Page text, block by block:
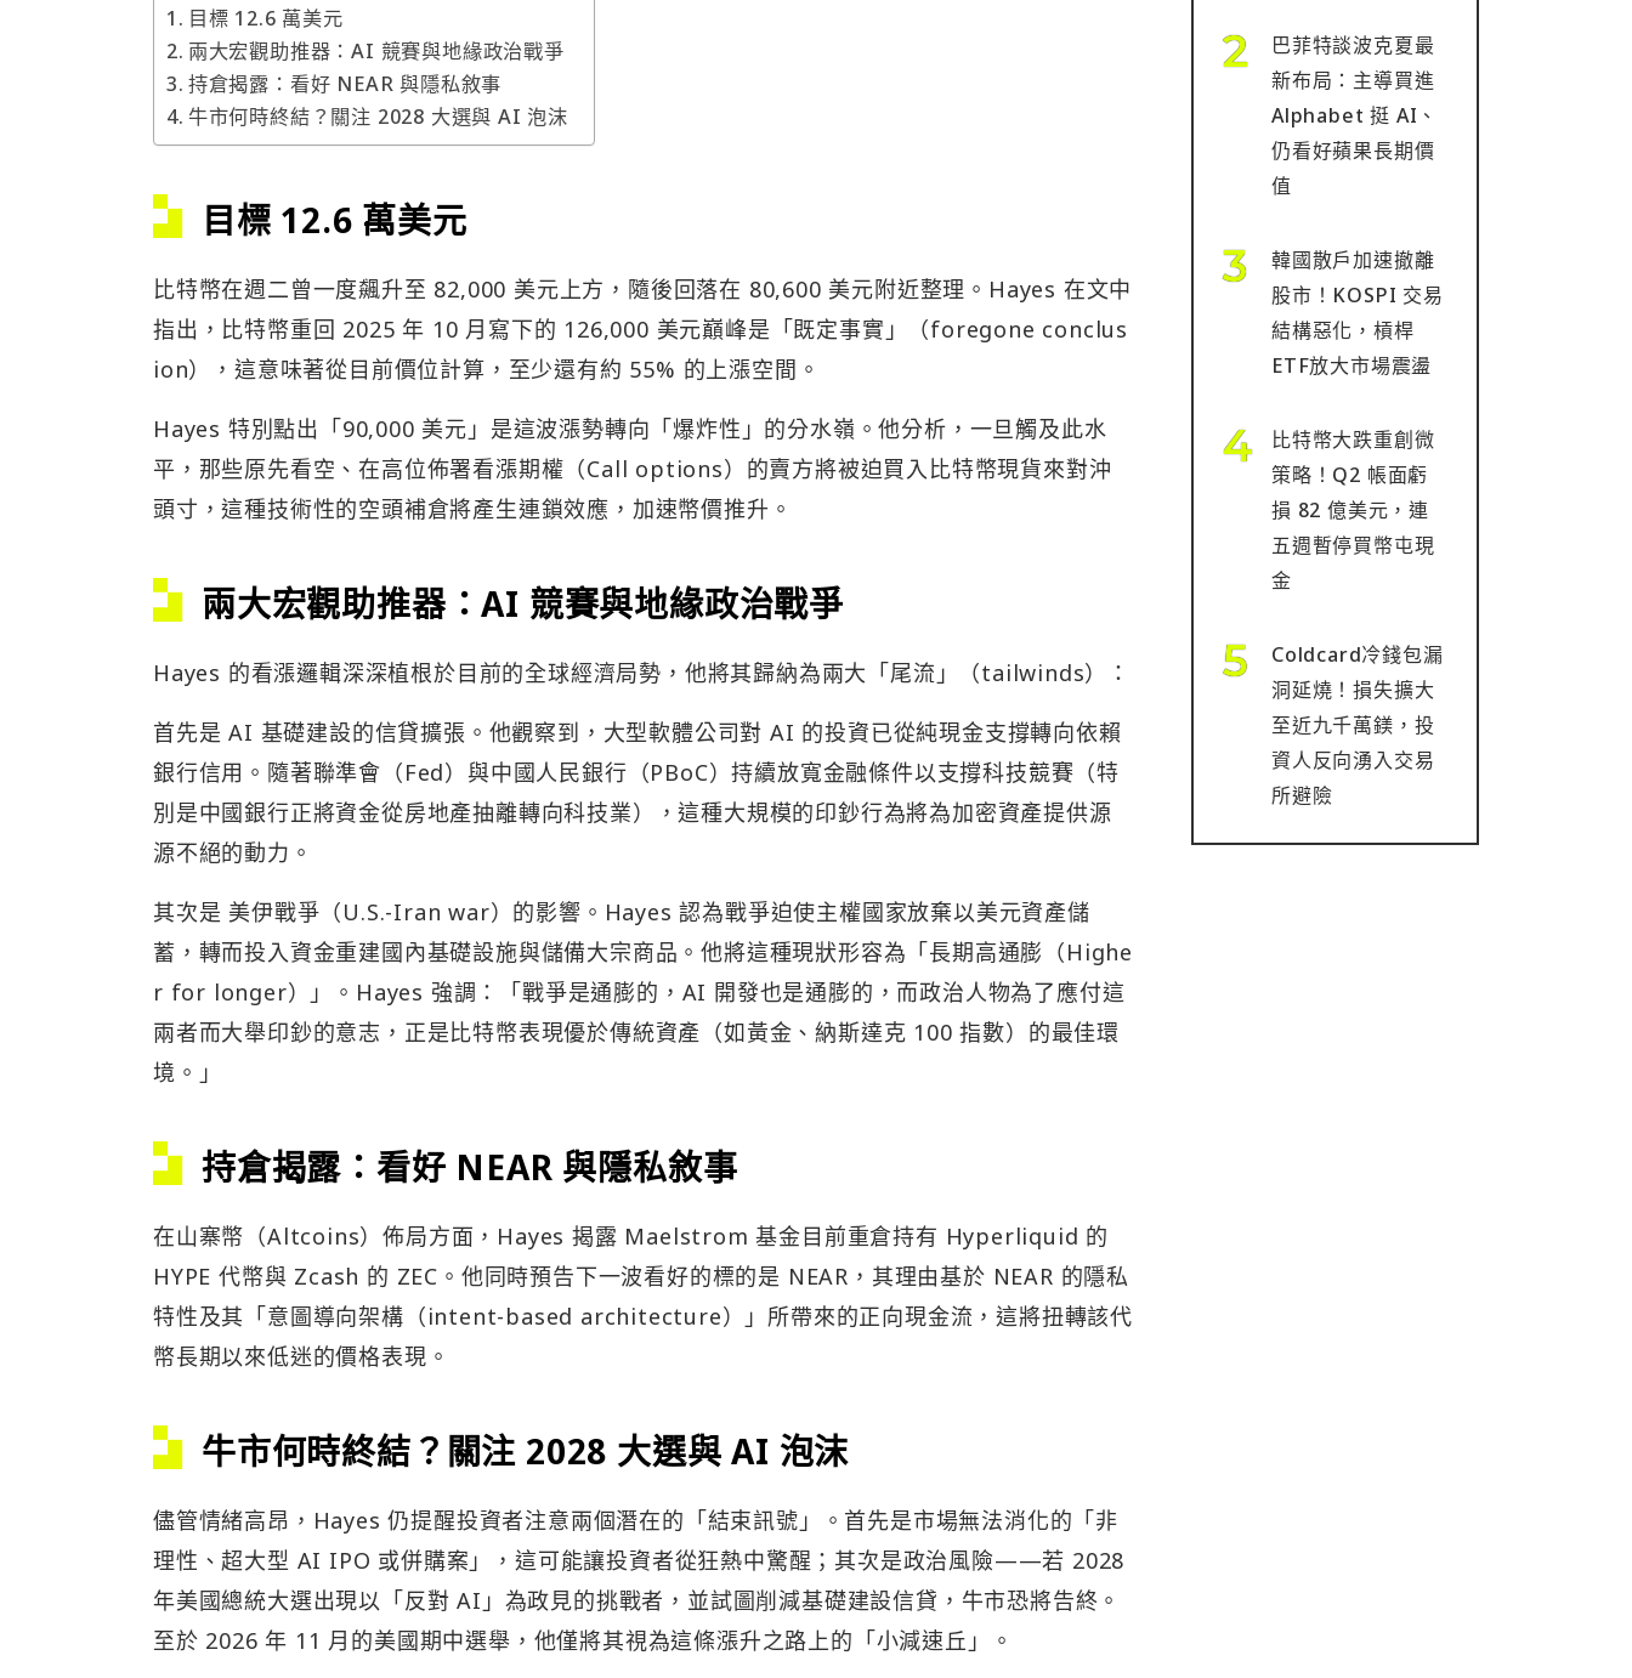
目標 12.6 萬美元
兩大宏觀助推器：AI 競賽與地緣政治戰爭
持倉揭露：看好 NEAR 與隱私敘事
牛市何時終結？關注 2028 大選與 AI 泡沫
目標 12.6 萬美元
比特幣在週二曾一度飆升至 82,000 美元上方，隨後回落在 80,600 美元附近整理。Hayes 在文中
指出，比特幣重回 2025 年 10 月寫下的 126,000 美元巔峰是「既定事實」（foregone conclus
ion），這意味著從目前價位計算，至少還有約 55% 的上漲空間。
Hayes 特別點出「90,000 美元」是這波漲勢轉向「爆炸性」的分水嶺。他分析，一旦觸及此水
平，那些原先看空、在高位佈署看漲期權（Call options）的賣方將被迫買入比特幣現貨來對沖
頭寸，這種技術性的空頭補倉將產生連鎖效應，加速幣價推升。
兩大宏觀助推器：AI 競賽與地緣政治戰爭
Hayes 的看漲邏輯深深植根於目前的全球經濟局勢，他將其歸納為兩大「尾流」（tailwinds）：
首先是 AI 基礎建設的信貸擴張。他觀察到，大型軟體公司對 AI 的投資已從純現金支撐轉向依賴
銀行信用。隨著聯準會（Fed）與中國人民銀行（PBoC）持續放寬金融條件以支撐科技競賽（特
別是中國銀行正將資金從房地產抽離轉向科技業），這種大規模的印鈔行為將為加密資產提供源
源不絕的動力。
其次是 美伊戰爭（U.S.-Iran war）的影響。Hayes 認為戰爭迫使主權國家放棄以美元資產儲
蓄，轉而投入資金重建國內基礎設施與儲備大宗商品。他將這種現狀形容為「長期高通膨（Highe
r for longer）」。Hayes 強調：「戰爭是通膨的，AI 開發也是通膨的，而政治人物為了應付這
兩者而大舉印鈔的意志，正是比特幣表現優於傳統資產（如黃金、納斯達克 100 指數）的最佳環
境。」
持倉揭露：看好 NEAR 與隱私敘事
在山寨幣（Altcoins）佈局方面，Hayes 揭露 Maelstrom 基金目前重倉持有 Hyperliquid 的
HYPE 代幣與 Zcash 的 ZEC。他同時預告下一波看好的標的是 NEAR，其理由基於 NEAR 的隱私
特性及其「意圖導向架構（intent-based architecture）」所帶來的正向現金流，這將扭轉該代
幣長期以來低迷的價格表現。
牛市何時終結？關注 2028 大選與 AI 泡沫
儘管情緒高昂，Hayes 仍提醒投資者注意兩個潛在的「結束訊號」。首先是市場無法消化的「非
理性、超大型 AI IPO 或併購案」，這可能讓投資者從狂熱中驚醒；其次是政治風險——若 2028
年美國總統大選出現以「反對 AI」為政見的挑戰者，並試圖削減基礎建設信貸，牛市恐將告終。
至於 2026 年 11 月的美國期中選舉，他僅將其視為這條漲升之路上的「小減速丘」。
巴菲特談波克夏最
新布局：主導買進
Alphabet 挺 AI、
仍看好蘋果長期價
值
韓國散戶加速撤離
股市！KOSPI 交易
結構惡化，槓桿
ETF放大市場震盪
比特幣大跌重創微
策略！Q2 帳面虧
損 82 億美元，連
五週暫停買幣屯現
金
Coldcard冷錢包漏
洞延燒！損失擴大
至近九千萬鎂，投
資人反向湧入交易
所避險